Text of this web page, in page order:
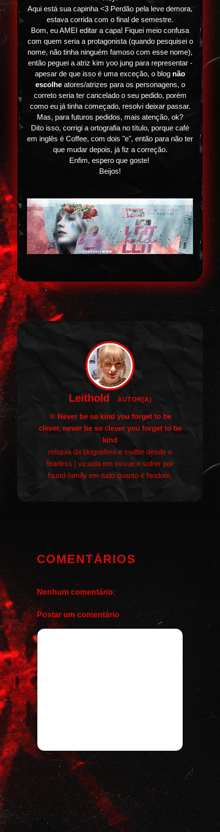
Aqui está sua capinha <3 Perdão pela leve demora,
estava corrida com o final de semestre.
Bom, eu AMEI editar a capa! Fiquei meio confusa
com quem seria a protagonista (quando pesquisei o
nome, não tinha ninguém famoso com esse nome),
então peguei a atriz kim yoo jung para representar -
apesar de que isso é uma exceção, o blog não
escolheatores/atrizes para os personagens, o
correto seria ter cancelado o seu pedido, porém
como eu já tinha começado, resolvi deixar passar.
Mas, para futuros pedidos, mais atenção, ok?
Dito isso, corrigi a ortografia no título, porque café
em inglês é Coffee, com dois "e", então para não ter
que mudar depois, já fiz a correção.
Enfim, espero que goste!
Beijos!
Leithold AUTOR(A)
☆ Never be so kind you forget to be
clever, never be so clever you forget to be
kind
relíquia da blogosfera e swiftie desde o
fearless | viciada em inovar e sofrer por
found-family em tudo quanto é fandom.
COMENTÁRIOS
Nenhum comentário:
Postar um comentário